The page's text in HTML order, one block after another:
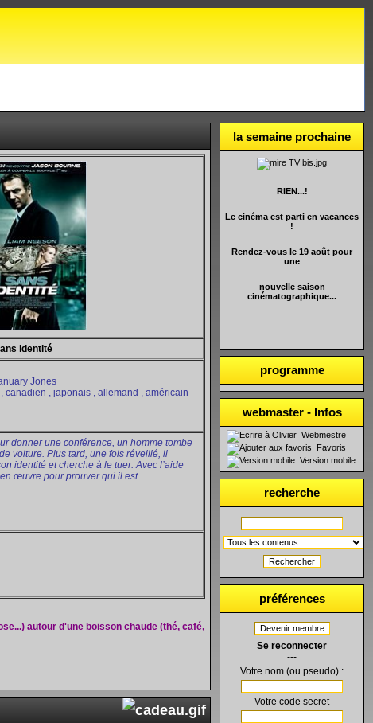
identité
Jones
canadien , japonais , allemand , américain
donner une conférence, un homme tombe
voiture. Plus tard, une fois réveillé, il
identité et cherche à le tuer. Avec l’aide
œuvre pour prouver qui il est.
autour d'une boisson chaude (thé, café,
la semaine prochaine
RIEN...!
Le cinéma est parti en vacances
!
Rendez-vous le 19 août pour
une
nouvelle saison
cinématographique...
programme
webmaster - Infos
Webmestre
Favoris
Version mobile
recherche
Rechercher
préférences
Devenir membre
Se reconnecter
---
Votre nom (ou pseudo) :
Votre code secret